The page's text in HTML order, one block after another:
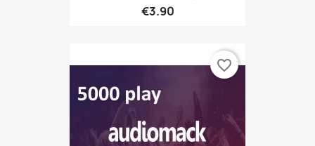
€3.90
favorite_border